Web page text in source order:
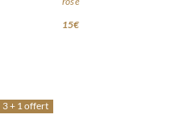
15€
3 + 1 offert